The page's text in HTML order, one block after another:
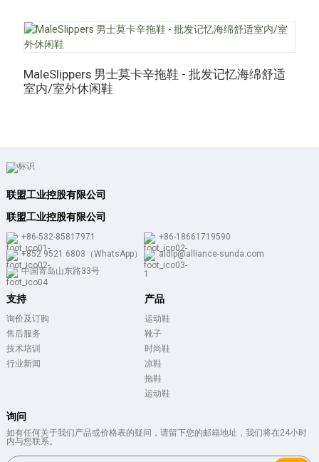
MaleSlippers 男士莫卡辛拖鞋 - 批发记忆海绵舒适
室内/室外休闲鞋
联盟工业控股有限公司
联盟工业控股有限公司
+86-532-85817971
+86-18661719590
+852 9521 6803（WhatsApp）
aldlp@alliance-sunda.com
中国青岛山东路33号
支持
询价及订购
售后服务
技术培训
行业新闻
产品
运动鞋
靴子
时尚鞋
凉鞋
拖鞋
运动鞋
询问
如有任何关于我们产品或价格表的疑问，请留下您的邮箱地址，我们将在24小时
内与您联系。